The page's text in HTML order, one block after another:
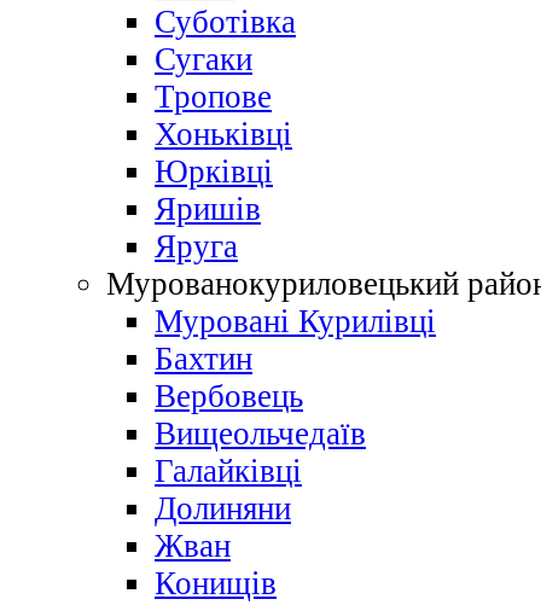
Суботівка
Сугаки
Тропове
Хоньківці
Юрківці
Яришів
Яруга
Мурованокуриловецький
Муровані Курилівці
Бахтин
Вербовець
Вищеольчедаїв
Галайківці
Долиняни
Жван
Конищів